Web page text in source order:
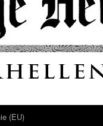
(EU)